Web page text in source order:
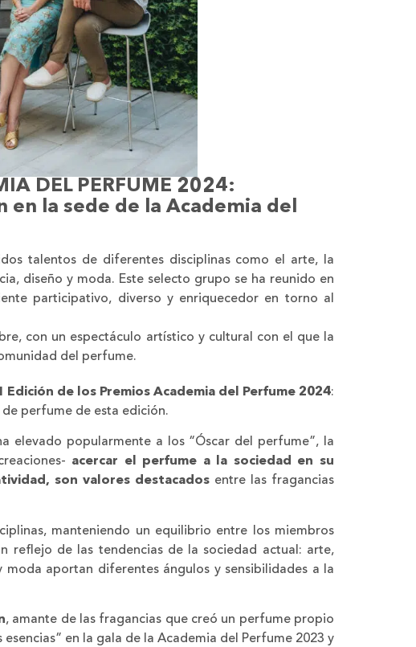
DEL PERFUME 2024:
la sede de la Academia del
talentos de diferentes disciplinas como el arte, la
diseño y moda. Este selecto grupo se ha reunido en
participativo, diverso y enriquecedor en torno al
con un espectáculo artístico y cultural con el que la
del perfume.
de los Premios Academia del Perfume 2024:
perfume de esta edición.
elevado popularmente a los “Óscar del perfume”, la
acercar el perfume a la sociedad en su
son valores destacadosentre las fragancias
manteniendo un equilibrio entre los miembros
reflejo de las tendencias de la sociedad actual: arte,
aportan diferentes ángulos y sensibilidades a la
, amante de las fragancias que creó un perfume propio
en la gala de la Academia del Perfume 2023 y